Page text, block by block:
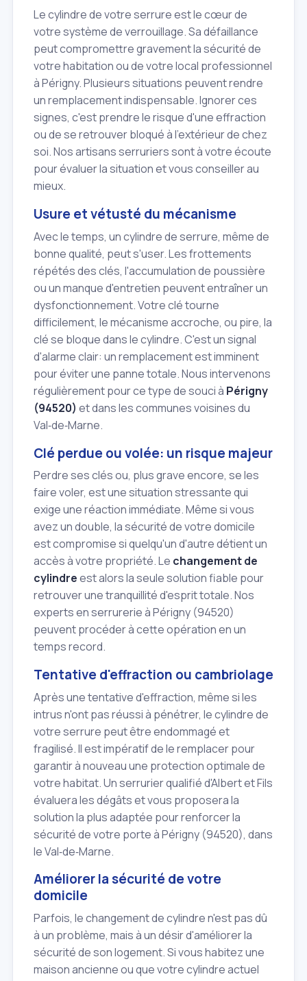
Le cylindre de votre serrure est le cœur de
votre système de verrouillage. Sa défaillance
peut compromettre gravement la sécurité de
votre habitation ou de votre local professionnel
à Périgny. Plusieurs situations peuvent rendre
un remplacement indispensable. Ignorer ces
signes, c'est prendre le risque d'une effraction
ou de se retrouver bloqué à l'extérieur de chez
soi. Nos artisans serruriers sont à votre écoute
pour évaluer la situation et vous conseiller au
mieux.
Usure et vétusté du mécanisme
Avec le temps, un cylindre de serrure, même de
bonne qualité, peut s'user. Les frottements
répétés des clés, l'accumulation de poussière
ou un manque d'entretien peuvent entraîner un
dysfonctionnement. Votre clé tourne
difficilement, le mécanisme accroche, ou pire, la
clé se bloque dans le cylindre. C'est un signal
d'alarme clair: un remplacement est imminent
pour éviter une panne totale. Nous intervenons
régulièrement pour ce type de souci à Périgny
(94520) et dans les communes voisines du
Val‑de‑Marne.
Clé perdue ou volée: un risque majeur
Perdre ses clés ou, plus grave encore, se les
faire voler, est une situation stressante qui
exige une réaction immédiate. Même si vous
avez un double, la sécurité de votre domicile
est compromise si quelqu'un d'autre détient un
accès à votre propriété. Le changement de
cylindreest alors la seule solution fiable pour
retrouver une tranquillité d'esprit totale. Nos
experts en serrurerie à Périgny (94520)
peuvent procéder à cette opération en un
temps record.
Tentative d'effraction ou cambriolage
Après une tentative d'effraction, même si les
intrus n'ont pas réussi à pénétrer, le cylindre de
votre serrure peut être endommagé et
fragilisé. Il est impératif de le remplacer pour
garantir à nouveau une protection optimale de
votre habitat. Un serrurier qualifié d'Albert et Fils
évaluera les dégâts et vous proposera la
solution la plus adaptée pour renforcer la
sécurité de votre porte à Périgny (94520), dans
le Val‑de‑Marne.
Améliorer la sécurité de votre
domicile
Parfois, le changement de cylindre n'est pas dû
à un problème, mais à un désir d'améliorer la
sécurité de son logement. Si vous habitez une
maison ancienne ou que votre cylindre actuel